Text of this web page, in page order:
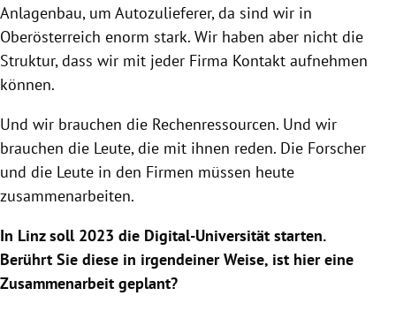
Anlagenbau, um Autozulieferer, da sind wir in
Oberösterreich enorm stark. Wir haben aber nicht die
Struktur, dass wir mit jeder Firma Kontakt aufnehmen
können.
Und wir brauchen die Rechenressourcen. Und wir
brauchen die Leute, die mit ihnen reden. Die Forscher
und die Leute in den Firmen müssen heute
zusammenarbeiten.
In Linz soll 2023 die Digital-Universität starten.
Berührt Sie diese in irgendeiner Weise, ist hier eine
Zusammenarbeit geplant?